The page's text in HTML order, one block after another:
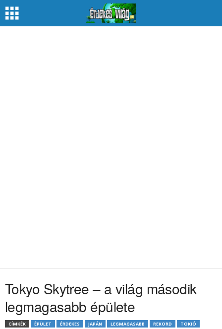
Tokyo Skytree – a világ második
legmagasabb épülete
CÍMKÉK ÉPÜLET ÉRDEKES JAPÁN LEGMAGASABB REKORD
TOKIÓ